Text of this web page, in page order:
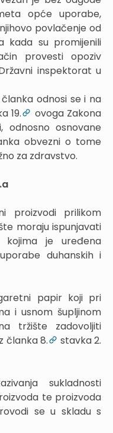
opće uporabe,
povlačenje od
kada su promijenili
provesti opoziv
inspektorat u
odnosi se i na
19.
ovoga Zakona
odnosno osnovane
obvezni o tome
za zdravstvo.
proizvodi prilikom
moraju ispunjavati
kojima je uređena
duhanskih i
papir koji pri
i usnom šupljinom
tržište zadovoljiti
članka 8.
stavka 2.
sukladnosti
te proizvoda
se u skladu s